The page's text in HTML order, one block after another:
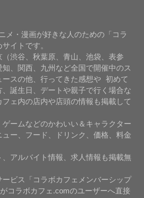
メ・漫画が好きな人のための「コラ
イトです。
渋谷、秋葉原、青山、池袋、表参
、関西、九州など全国で開催中のス
ースの他、行ってきた感想や 初めて
誕生日、デートや親子で行く場合な
ェ内の店内や店頭の情報も掲載して
ームなどのかわいい＆キャラクター
ー、フード、ドリンク、価格、料金
アルバイト情報、求人情報も掲載無
ービス「コラボカフェメンバーシップ
コラボカフェ.comのユーザーへ直接